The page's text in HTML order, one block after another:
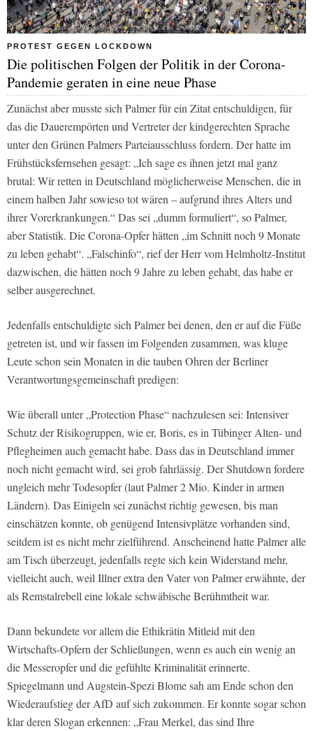
PROTEST GEGEN LOCKDOWN
Die politischen Folgen der Politik in der Corona-
Pandemie geraten in eine neue Phase
Zunächst aber musste sich Palmer für ein Zitat entschuldigen, für
das die Dauerempörten und Vertreter der kindgerechten Sprache
unter den Grünen Palmers Parteiausschluss fordern. Der hatte im
Frühstücksfernsehen gesagt: „Ich sage es ihnen jetzt mal ganz
brutal: Wir retten in Deutschland möglicherweise Menschen, die in
einem halben Jahr sowieso tot wären – aufgrund ihres Alters und
ihrer Vorerkrankungen.“ Das sei „dumm formuliert“, so Palmer,
aber Statistik. Die Corona-Opfer hätten „im Schnitt noch 9 Monate
zu leben gehabt“. „Falschinfo“, rief der Herr vom Helmholtz-Institut
dazwischen, die hätten noch 9 Jahre zu leben gehabt, das habe er
selber ausgerechnet.
Jedenfalls entschuldigte sich Palmer bei denen, den er auf die Füße
getreten ist, und wir fassen im Folgenden zusammen, was kluge
Leute schon sein Monaten in die tauben Ohren der Berliner
Verantwortungsgemeinschaft predigen:
Wie überall unter „Protection Phase“ nachzulesen sei: Intensiver
Schutz der Risikogruppen, wie er, Boris, es in Tübinger Alten- und
Pflegheimen auch gemacht habe. Dass das in Deutschland immer
noch nicht gemacht wird, sei grob fahrlässig. Der Shutdown fordere
ungleich mehr Todesopfer (laut Palmer 2 Mio. Kinder in armen
Ländern). Das Einigeln sei zunächst richtig gewesen, bis man
einschätzen konnte, ob genügend Intensivplätze vorhanden sind,
seitdem ist es nicht mehr zielführend. Anscheinend hatte Palmer alle
am Tisch überzeugt, jedenfalls regte sich kein Widerstand mehr,
vielleicht auch, weil Illner extra den Vater von Palmer erwähnte, der
als Remstalrebell eine lokale schwäbische Berühmtheit war.
Dann bekundete vor allem die Ethikrätin Mitleid mit den
Wirtschafts-Opfern der Schließungen, wenn es auch ein wenig an
die Messeropfer und die gefühlte Kriminalität erinnerte.
Spiegelmann und Augstein-Spezi Blome sah am Ende schon den
Wiederaufstieg der AfD auf sich zukommen. Er konnte sogar schon
klar deren Slogan erkennen: „Frau Merkel, das sind Ihre